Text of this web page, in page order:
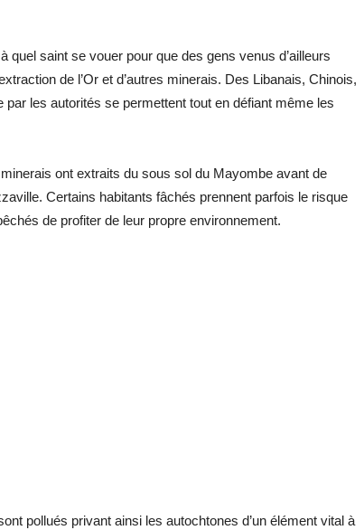
quel saint se vouer pour que des gens venus d’ailleurs
de l’Or et d’autres minerais. Des Libanais, Chinois,
les autorités se permettent tout en défiant même les
ont extraits du sous sol du Mayombe avant de
Certains habitants fâchés prennent parfois le risque
de profiter de leur propre environnement.
pollués privant ainsi les autochtones d’un élément vital à